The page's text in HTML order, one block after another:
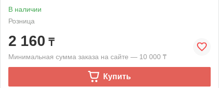
В наличии
Розница
2 160 ₸
Минимальная сумма заказа на сайте — 10 000 ₸
Купить